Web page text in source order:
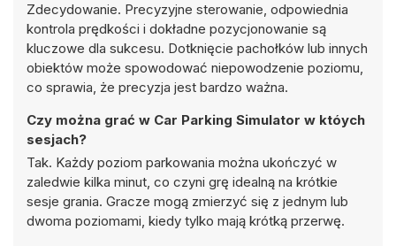
Zdecydowanie. Precyzyjne sterowanie, odpowiednia
kontrola prędkości i dokładne pozycjonowanie są
kluczowe dla sukcesu. Dotknięcie pachołków lub innych
obiektów może spowodować niepowodzenie poziomu,
co sprawia, że precyzja jest bardzo ważna.
Czy można grać w Car Parking Simulator w któych
sesjach?
Tak. Każdy poziom parkowania można ukończyć w
zaledwie kilka minut, co czyni grę idealną na krótkie
sesje grania. Gracze mogą zmierzyć się z jednym lub
dwoma poziomami, kiedy tylko mają krótką przerwę.